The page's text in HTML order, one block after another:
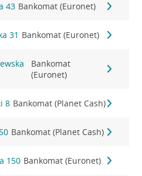
43 Bankomat (Euronet)
31 Bankomat (Euronet)
Bankomat
(Euronet)
8 Bankomat (Planet Cash)
Bankomat (Planet Cash)
150 Bankomat (Euronet)